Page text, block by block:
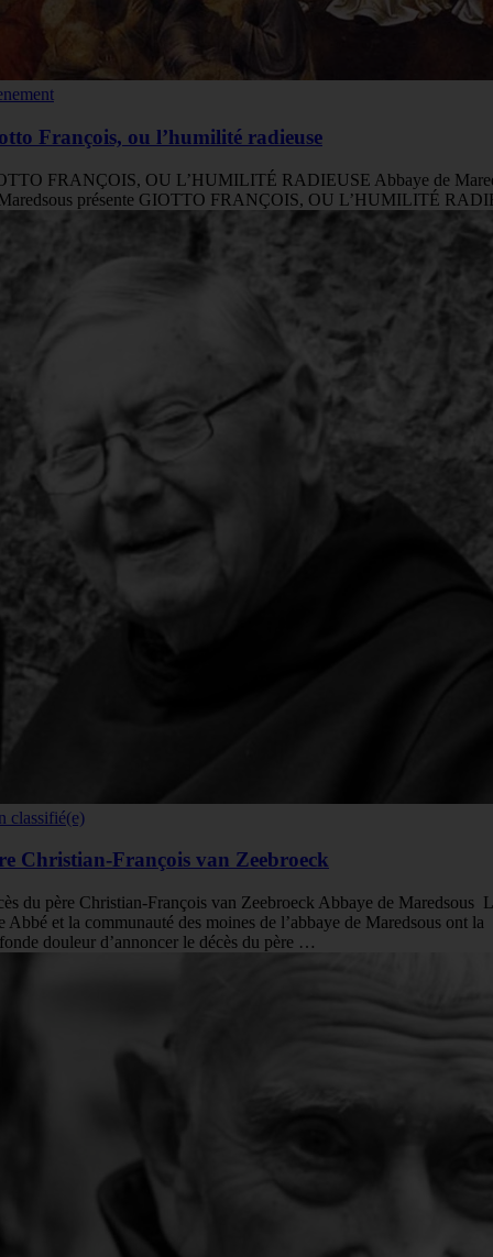
François, ou l’humilité radieuse
FRANÇOIS, OU L’HUMILITÉ RADIEUSE Abbaye de
présente GIOTTO FRANÇOIS, OU L’HUMILITÉ
classifié(e)
Christian-François van Zeebroeck
du père Christian-François van Zeebroeck Abbaye de Maredsous
Abbé et la communauté des moines de l’abbaye de Maredsous ont la
douleur d’annoncer le décès du père …